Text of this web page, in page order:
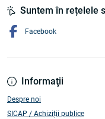
Informaţii
Despre noi
SICAP / Achiziții publice
Suntem în rețelele
Facebook